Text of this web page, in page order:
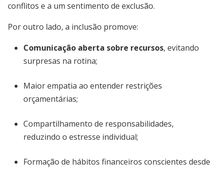
conflitos e a um sentimento de exclusão.
Por outro lado, a inclusão promove:
Comunicação aberta sobre recursos, evitando
surpresas na rotina;
Maior empatia ao entender restrições
orçamentárias;
Compartilhamento de responsabilidades,
reduzindo o estresse individual;
Formação de hábitos financeiros conscientes desde